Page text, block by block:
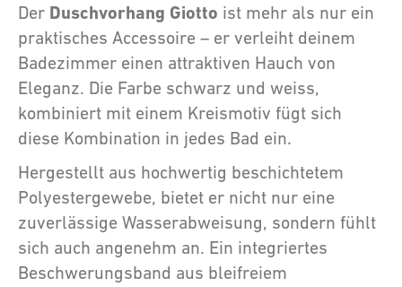
Der Duschvorhang Giotto ist mehr als nur ein
praktisches Accessoire – er verleiht deinem
Badezimmer einen attraktiven Hauch von
Eleganz. Die Farbe schwarz und weiss,
kombiniert mit einem Kreismotiv fügt sich
diese Kombination in jedes Bad ein.
Hergestellt aus hochwertig beschichtetem
Polyestergewebe, bietet er nicht nur eine
zuverlässige Wasserabweisung, sondern fühlt
sich auch angenehm an. Ein integriertes
Beschwerungsband aus bleifreiem